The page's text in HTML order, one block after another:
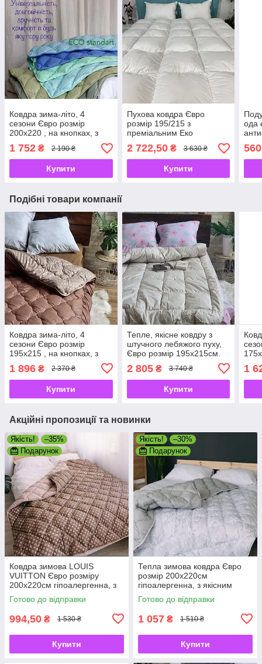
Ковдра зима-літо, 4
сезони Євро розмір
200х220 , на кнопках, з
наповнювачем якісного
холлофайбера
1 752 ₴ 2 190 ₴
Купити
Пухова ковдра Євро
розмір 195/215 з
преміальним Еко
наповнювачем, чохол
100% бавовна, ТМ АРДА
2 722,50₴ 3 630 ₴
Купити
ода
Подібні товари компанії
Ковдра зима-літо, 4
сезони Євро розмір
195х215 , на кнопках, з
холлофайбера
1 896 ₴ 2 370 ₴
Купити
Тепле, якісне ковдру з
штучного лебяжого пуху,
Євро розмір 195х215см.
чохол 100% бавовна, ТМ
АРДА
2 805₴ 3 740 ₴
Купити
1
Акційні пропозиції та новинки
Якість!
–35%
Подарунок
Ковдра зимова LOUIS
VUITTON Євро розміру
200х220см гіпоалергенна, з
якісним наповнювачем
Готово до відправки
994,50 ₴ 1 530 ₴
Купити
Якість!
–30%
Подарунок
Тепла зимова ковдра Євро
розмір 200х220см
гіпоалергенна, з якісним
наповнювачем холлофайбер
Готово до відправки
1 057 ₴ 1 510 ₴
Купити